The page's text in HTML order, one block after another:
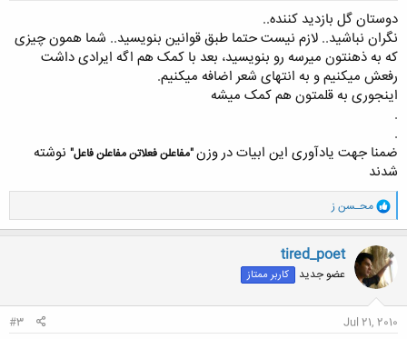
دوستان گل بازدید کننده..
نگران نباشید.. لازم نیست حتما طبق قوانین بنویسید.. شما همون چیزی
که به ذهنتون میرسه رو بنویسید، بعد با کمک هم اگه ایرادی داشت
رفعش میکنیم و به انتهای شعر اضافه میکنیم.
اینجوری به قلمتون هم کمک میشه
.
.
ضمنا جهت یادآوری این ابیات در وزن"مفاعلن فعلاتن مفاعلن فاعل" نوشته
شدند
و
ا
ک
ن
ش
ه
ا
محـسن ز
tired_poet
عضو جدید کاربر ممتاز
Jul 21, 2010
#3